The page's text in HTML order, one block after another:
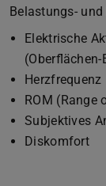
Belastungs-
Elektrische
Herzfrequenz
ROM (Range
Subjektives
Diskomfort